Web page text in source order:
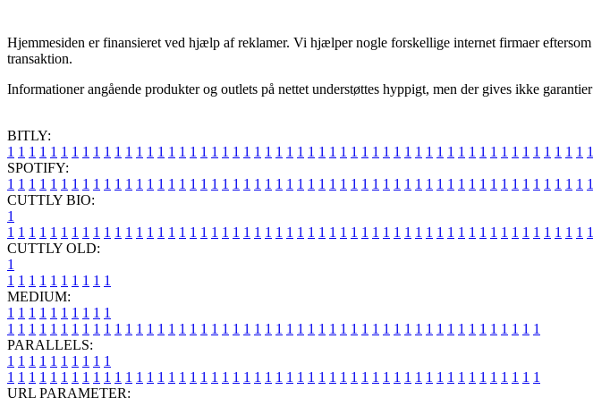
Hjemmesiden er finansieret ved hjælp af reklamer. Vi hjælper nogle forskellige internet firmaer
transaktion.
Informationer angående produkter og outlets på nettet understøttes hyppigt, men der gives ikke
BITLY:
1 1 1 1 1 1 1 1 1 1 1 1 1 1 1 1 1 1 1 1 1 1 1 1 1 1 1 1 1 1 1 1 1 1 1 1 1 1 1 1 1 1 1 1 1 1 1 1 1 1 1 1 1 1 1
SPOTIFY:
1 1 1 1 1 1 1 1 1 1 1 1 1 1 1 1 1 1 1 1 1 1 1 1 1 1 1 1 1 1 1 1 1 1 1 1 1 1 1 1 1 1 1 1 1 1 1 1 1 1 1 1 1 1 1
CUTTLY BIO:
1
1 1 1 1 1 1 1 1 1 1 1 1 1 1 1 1 1 1 1 1 1 1 1 1 1 1 1 1 1 1 1 1 1 1 1 1 1 1 1 1 1 1 1 1 1 1 1 1 1 1 1 1 1 1 1
CUTTLY OLD:
1
1 1 1 1 1 1 1 1 1 1
MEDIUM:
1 1 1 1 1 1 1 1 1 1
1 1 1 1 1 1 1 1 1 1 1 1 1 1 1 1 1 1 1 1 1 1 1 1 1 1 1 1 1 1 1 1 1 1 1 1 1 1 1 1 1 1 1 1 1 1 1 1 1 1
PARALLELS:
1 1 1 1 1 1 1 1 1 1
1 1 1 1 1 1 1 1 1 1 1 1 1 1 1 1 1 1 1 1 1 1 1 1 1 1 1 1 1 1 1 1 1 1 1 1 1 1 1 1 1 1 1 1 1 1 1 1 1 1
URL PARAMETER: